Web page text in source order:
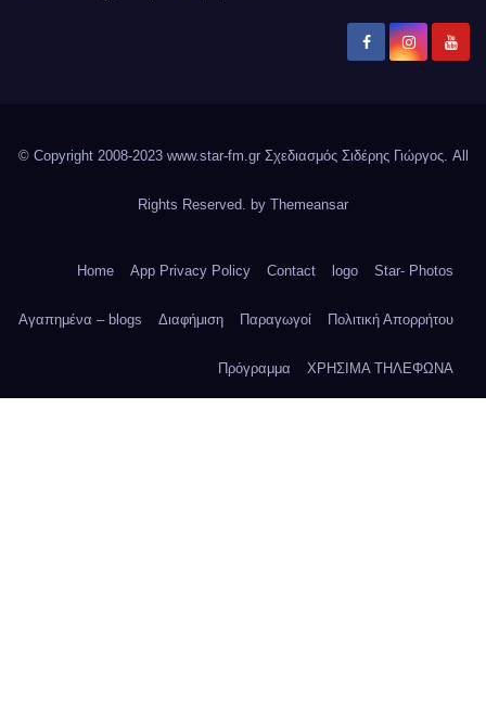
© Copyright 2008-2023 www.star-fm.gr Σχεδιασμός Σιδέρης Γιώργος. All
Rights Reserved. by Themeansar
Home App Privacy Policy Contact logo Star- Photos
Αγαπημένα – blogs Διαφήμιση Παραγωγοί Πολιτική Απορρήτου
Πρόγραμμα ΧΡΗΣΙΜΑ ΤΗΛΕΦΩΝΑ